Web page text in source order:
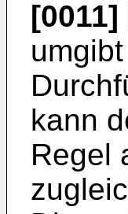
[0011]
kann
Regel